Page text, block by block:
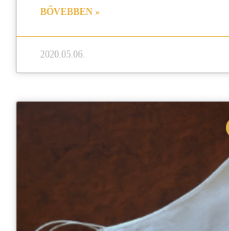
BŐVEBBEN »
2020.05.06.